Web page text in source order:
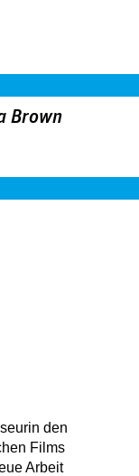
Brown
den
Films
Arbeit